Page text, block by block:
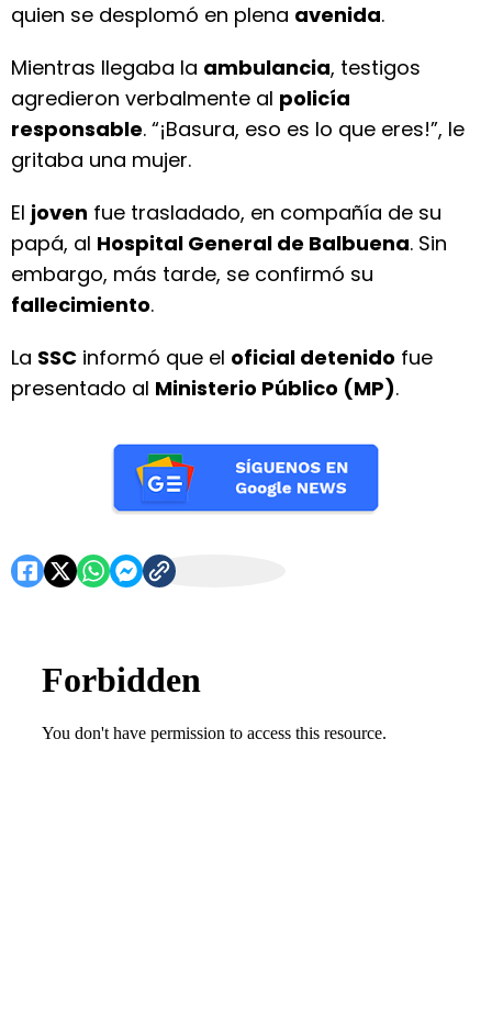
quien se desplomó en plena avenida.
Mientras llegaba la ambulancia, testigos
agredieron verbalmente al policía
responsable. “¡Basura, eso es lo que eres!”, le
gritaba una mujer.
El joven fue trasladado, en compañía de su
papá, al Hospital General de Balbuena. Sin
embargo, más tarde, se confirmó su
fallecimiento.
La SSC informó que el oficial detenido fue
presentado al Ministerio Público (MP).